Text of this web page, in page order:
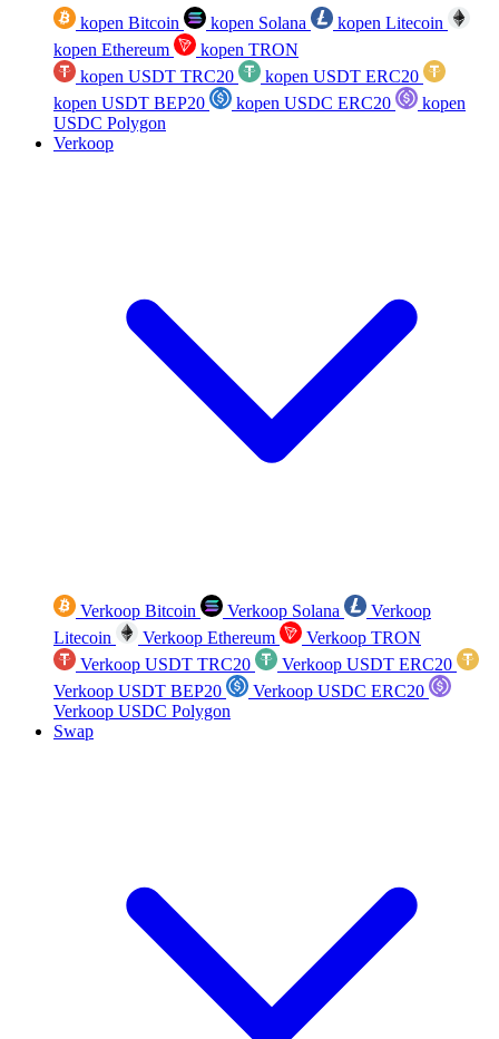
kopen Bitcoin kopen Solana
kopen Litecoin
kopen Ethereum
kopen TRON
kopen USDT TRC20
kopen USDT ERC20
kopen USDT BEP20
kopen USDC ERC20
kopen
USDC Polygon
Verkoop
Verkoop Bitcoin Verkoop Solana
Verkoop
Litecoin
Verkoop Ethereum
Verkoop TRON
Verkoop USDT TRC20
Verkoop USDT ERC20
Verkoop USDT BEP20
Verkoop USDC ERC20
Verkoop USDC Polygon
Swap